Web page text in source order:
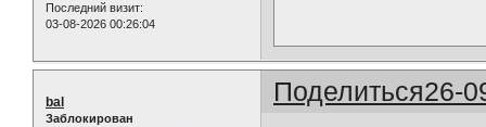
Последний визит:
03-08-2026 00:26:04
Поделиться26-
bal
Заблокирован